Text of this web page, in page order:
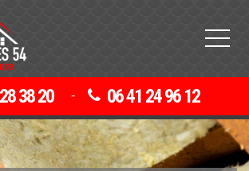
38 20 - 06 41 24 96 12